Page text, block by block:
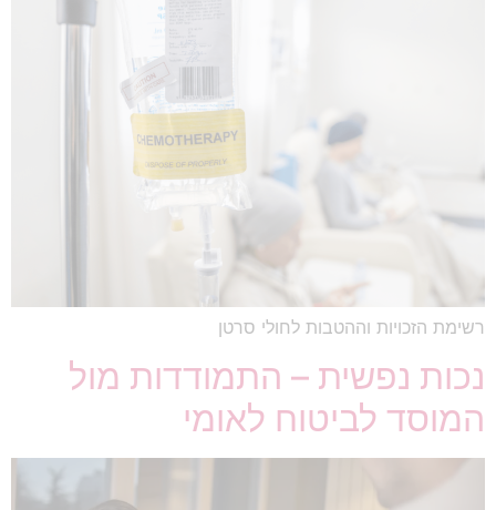
רשימת הזכויות וההטבות לחולי סרטן
נכות נפשית – התמודדות מול
המוסד לביטוח לאומי